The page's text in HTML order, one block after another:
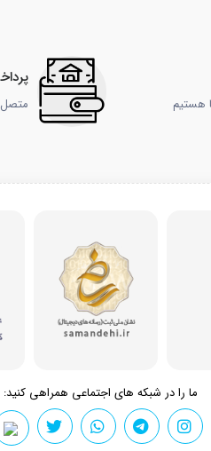
هستیم متصل
ما را در شبکه های اجتماعی همراهی کنید: